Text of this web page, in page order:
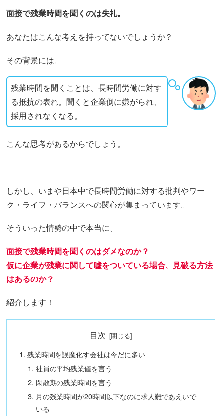
面接で残業時間を聞くのは失礼。
あなたはこんな考えを持ってないでしょうか？
その背景には、
残業時間を聞くことは、長時間労働に対す
る抵抗の表れ。聞くと企業側に嫌がられ、
採用されなくなる。
こんな思考があるからでしょう。
しかし、いまや日本中で長時間労働に対する批判やワー
ク・ライフ・バランスへの関心が集まっています。
そういった情勢の中で本当に、
面接で残業時間を聞くのはダメなのか？
仮に企業が残業に関して嘘をついている場合、見破る方法
はあるのか？
紹介します！
目次
残業時間を誤魔化す会社は今だに多い
社員の平均残業値を言う
閑散期の残業時間を言う
月の残業時間が20時間以下なのに求人難であえいで
いる